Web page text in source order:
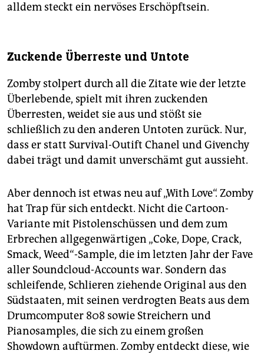
alldem steckt ein nervöses Erschöpftsein.
Zuckende Überreste und Untote
Zomby stolpert durch all die Zitate wie der letzte
Überlebende, spielt mit ihren zuckenden
Überresten, weidet sie aus und stößt sie
schließlich zu den anderen Untoten zurück. Nur,
dass er statt Survival-Outift Chanel und Givenchy
dabei trägt und damit unverschämt gut aussieht.
Aber dennoch ist etwas neu auf „With Love“. Zomby
hat Trap für sich entdeckt. Nicht die Cartoon-
Variante mit Pistolenschüssen und dem zum
Erbrechen allgegenwärtigen „Coke, Dope, Crack,
Smack, Weed“-Sample, die im letzten Jahr der Fave
aller Soundcloud-Accounts war. Sondern das
schleifende, Schlieren ziehende Original aus den
Südstaaten, mit seinen verdrogten Beats aus dem
Drumcomputer 808 sowie Streichern und
Pianosamples, die sich zu einem großen
Showdown auftürmen. Zomby entdeckt diese, wie